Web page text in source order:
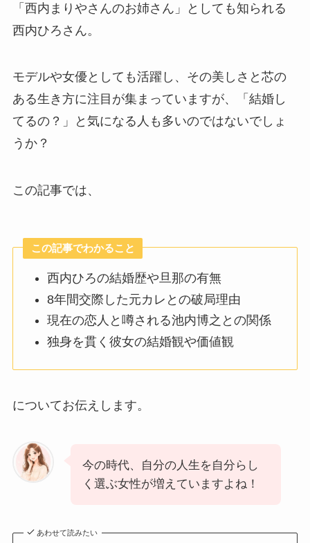
「西内まりやさんのお姉さん」としても知られる
西内ひろさん。
モデルや女優としても活躍し、その美しさと芯の
ある生き方に注目が集まっていますが、「結婚し
てるの？」と気になる人も多いのではないでしょ
うか？
この記事では、
この記事でわかること
西内ひろの結婚歴や旦那の有無
8年間交際した元カレとの破局理由
現在の恋人と噂される池内博之との関係
独身を貫く彼女の結婚観や価値観
についてお伝えします。
今の時代、自分の人生を自分らし
く選ぶ女性が増えていますよね！
あわせて読みたい